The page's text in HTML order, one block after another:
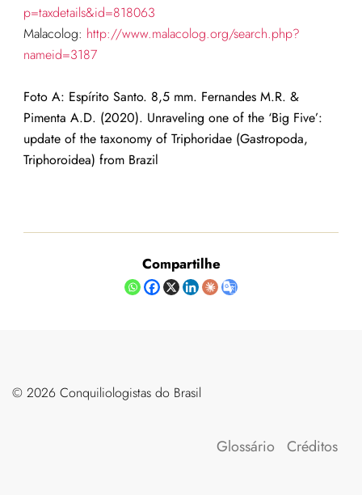
p=taxdetails&id=818063
Malacolog: http://www.malacolog.org/search.php?
nameid=3187
Foto A: Espírito Santo. 8,5 mm. Fernandes M.R. &
Pimenta A.D. (2020). Unraveling one of the ‘Big Five’:
update of the taxonomy of Triphoridae (Gastropoda,
Triphoroidea) from Brazil
Compartilhe
©️ 2026 Conquiliologistas do Brasil
Glossário Créditos